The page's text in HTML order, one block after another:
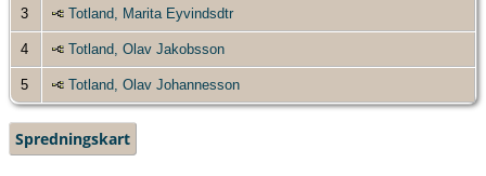
3 Totland, Marita Eyvindsdtr
4 Totland, Olav Jakobsson
5 Totland, Olav Johannesson
Spredningskart